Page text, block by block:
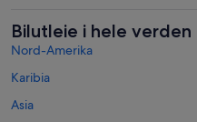
Bilutleie i hele verden
Nord-Amerika
Karibia
Asia